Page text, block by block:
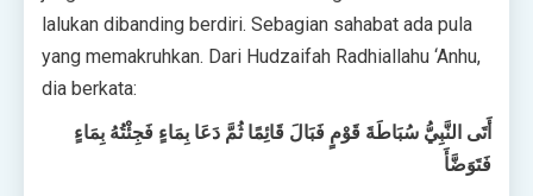
lalukan dibanding berdiri. Sebagian sahabat ada pula
yang memakruhkan. Dari Hudzaifah Radhiallahu ‘Anhu,
dia berkata:
أَتَى النَّبِيُّ سُبَاطَةَ قَوْمٍ فَبَالَ قَائِمًا ثُمَّ دَعَا بِمَاءٍ فَجِئْتُهُ بِمَاءٍ
فَتَوَضَّأَ